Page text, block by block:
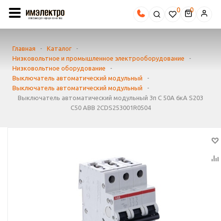
0
Главная - Каталог
-
Низковольтное и промышленное электрооборудование
-
Низковольтное оборудование
-
Выключатель автоматический модульный
-
Выключатель автоматический модульный
-
Выключатель автоматический модульный 3п C 50А 6кА S203
C50 ABB 2CDS253001R0504